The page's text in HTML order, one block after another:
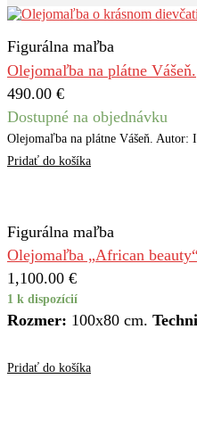
Figurálna maľba
Olejomaľba na plátne Vášeň.
490.00 €
Dostupné na objednávku
Olejomaľba na plátne Vášeň.
Pridať do košíka
Figurálna maľba
Olejomaľba „African
1,100.00 €
1 k dispozícií
Rozmer: 100x80 cm.
Pridať do košíka